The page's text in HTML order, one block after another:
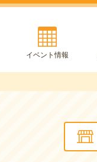
イベント情報